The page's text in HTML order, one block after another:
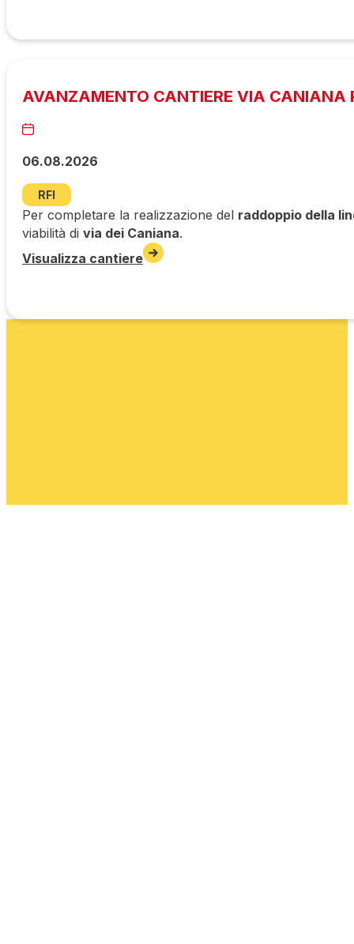
AVANZAMENTO CANTIERE VIA CANIANA
06.08.2026
RFI
Per completare la realizzazione del raddoppio della
viabilità di via dei Caniana.
Visualizza cantiere